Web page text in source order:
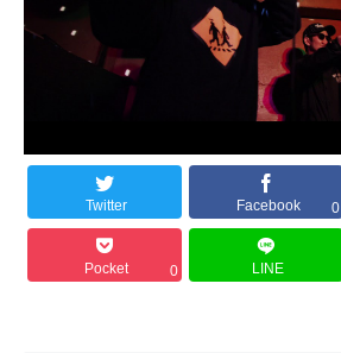
Twitter Facebook 0
Pocket 0 LINE